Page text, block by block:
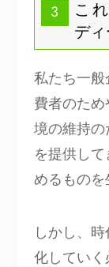
3
こ
ディ
私たち一
費者のた
境の維持
を提供し
めるものを
しかし、
化していく